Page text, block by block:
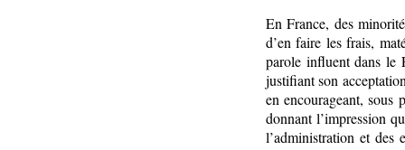
En France, des
d’en faire les frais,
parole influent dans le
justifiant son
en encourageant, sous
donnant l’impression
l’administration et des